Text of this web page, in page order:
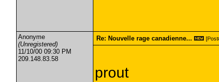
Anonyme
(Unregistered)
11/10/00 09:30 PM
209.148.83.58
Re: Nouvelle rage canadienne...
prout